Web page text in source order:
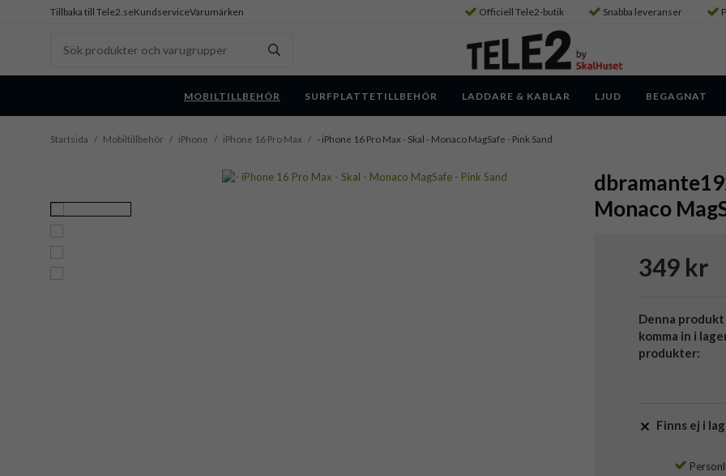
Tillbaka till Tele2.seKundserviceVarumärken Officiell Tele2-butik Snabba leveranser
MOBILTILLBEHÖR SURFPLATTETILLBEHÖR LADDARE & KABLAR LJUD BEGAGNAT
Startsida / Mobiltillbehör / iPhone / iPhone 16 Pro Max / - iPhone 16 Pro Max - Skal - Monaco MagSafe - Pink Sand
Monaco
349 kr
Denna
komma in i
produkter:
Finns ej i